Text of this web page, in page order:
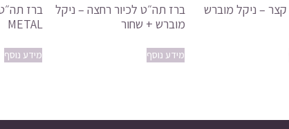
– ניקל מוברש
ברז תה״ט לכיור רחצה – ניקל
מוברש + שחור
מידע נוסף
METAL
מידע נוסף